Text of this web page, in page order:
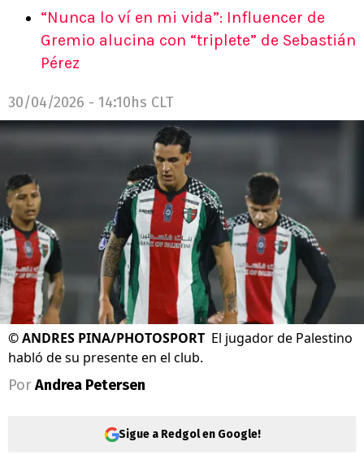
“Nunca lo ví en mi vida”: Influencer de
Gremio alucina con “triplete” de Sebastián
Pérez
30/04/2026 - 14:10hs CLT
©ANDRES PINA/PHOTOSPORT El jugador de Palestino
habló de su presente en el club.
Por Andrea Petersen
Sigue a Redgol en Google!